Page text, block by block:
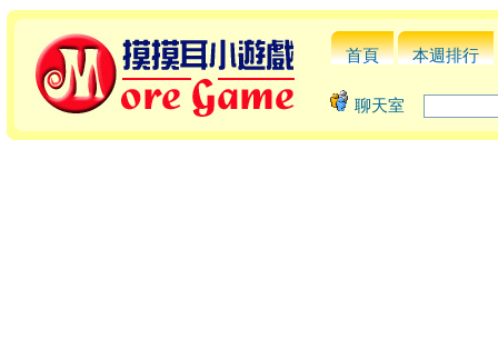
首頁 本週排行
聊天室